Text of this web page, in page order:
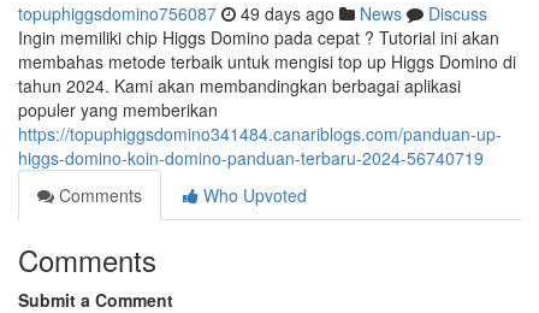
topuphiggsdomino756087 49 days ago News
Discuss
Ingin memiliki chip Higgs Domino pada cepat ? Tutorial ini akan
membahas metode terbaik untuk mengisi top up Higgs Domino di
tahun 2024. Kami akan membandingkan berbagai aplikasi
populer yang memberikan
https://topuphiggsdomino341484.canariblogs.com/panduan-up-
higgs-domino-koin-domino-panduan-terbaru-2024-56740719
Comments
Who Upvoted
Comments
Submit a Comment